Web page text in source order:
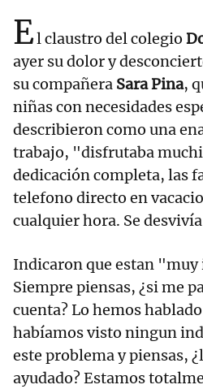
El claustro del colegio
ayer su dolor y
su compañera Sara Pina,
niñas con necesidades
describieron como una
trabajo, "disfrutaba
dedicación completa, las
telefono directo en
cualquier hora. Se
Indicaron que estan "muy
Siempre piensas, ¿si me
cuenta? Lo hemos
habíamos visto ningun
este problema y piensas,
ayudado? Estamos